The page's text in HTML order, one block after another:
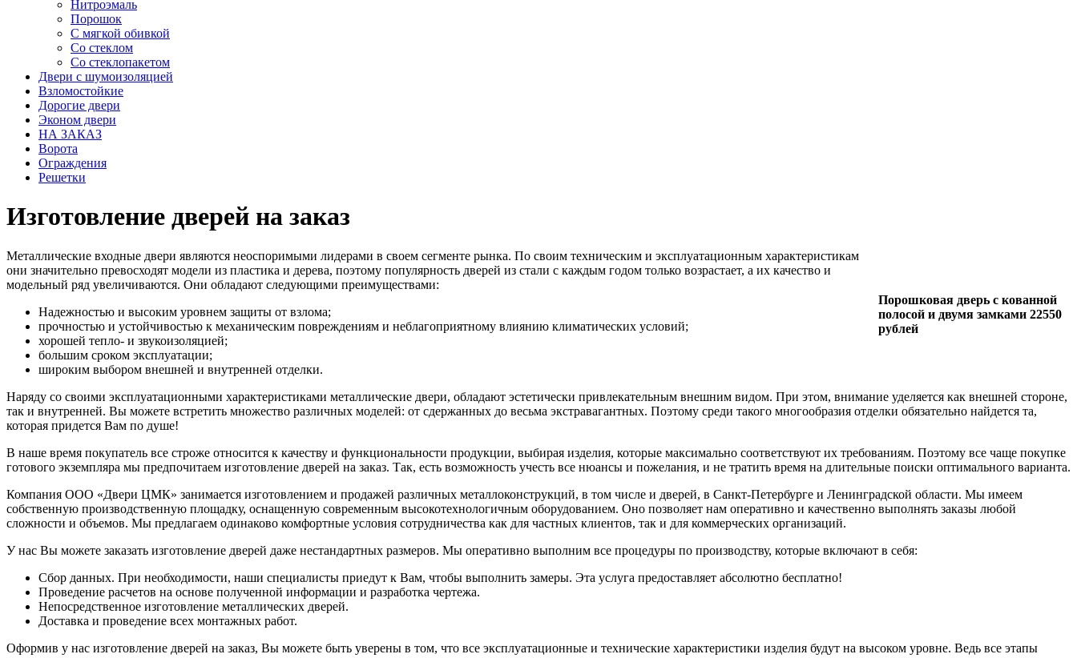
Нитроэмаль
Порошок
С мягкой обивкой
Со стеклом
Со стеклопакетом
Двери с шумоизоляцией
Взломостойкие
Дорогие двери
Эконом двери
НА ЗАКАЗ
Ворота
Ограждения
Решетки
Изготовление дверей на заказ
Порошковая дверь с кованной
полосой и двумя замками 22550
рублей
Металлические входные двери являются неоспоримыми лидерами в своем сегменте рынка. По своим техническим и эксплуатационным характеристикам
они значительно превосходят модели из пластика и дерева, поэтому популярность дверей из стали с каждым годом только возрастает, а их качество и
модельный ряд увеличиваются. Они обладают следующими преимуществами:
Надежностью и высоким уровнем защиты от взлома;
прочностью и устойчивостью к механическим повреждениям и неблагоприятному влиянию климатических условий;
хорошей тепло- и звукоизоляцией;
большим сроком эксплуатации;
широким выбором внешней и внутренней отделки.
Наряду со своими эксплуатационными характеристиками металлические двери, обладают эстетически привлекательным внешним видом. При этом, внимание уделяется как внешней стороне,
так и внутренней. Вы можете встретить множество различных моделей: от сдержанных до весьма экстравагантных. Поэтому среди такого многообразия отделки обязательно найдется та,
которая придется Вам по душе!
В наше время покупатель все строже относится к качеству и функциональности продукции, выбирая изделия, которые максимально соответствуют их требованиям. Поэтому все чаще покупке
готового экземпляра мы предпочитаем изготовление дверей на заказ. Так, есть возможность учесть все нюансы и пожелания, и не тратить время на длительные поиски оптимального варианта.
Компания ООО «Двери ЦМК» занимается изготовлением и продажей различных металлоконструкций, в том числе и дверей, в Санкт-Петербурге и Ленинградской области. Мы имеем
собственную производственную площадку, оснащенную современным высокотехнологичным оборудованием. Оно позволяет нам оперативно и качественно выполнять заказы любой
сложности и объемов. Мы предлагаем одинаково комфортные условия сотрудничества как для частных клиентов, так и для коммерческих организаций.
У нас Вы можете заказать изготовление дверей даже нестандартных размеров. Мы оперативно выполним все процедуры по производству, которые включают в себя:
Сбор данных. При необходимости, наши специалисты приедут к Вам, чтобы выполнить замеры. Эта услуга предоставляет абсолютно бесплатно!
Проведение расчетов на основе полученной информации и разработка чертежа.
Непосредственное изготовление металлических дверей.
Доставка и проведение всех монтажных работ.
Оформив у нас изготовление дверей на заказ, Вы можете быть уверены в том, что все эксплуатационные и технические характеристики изделия будут на высоком уровне. Ведь все этапы